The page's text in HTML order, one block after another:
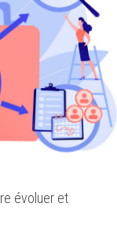
évoluer et